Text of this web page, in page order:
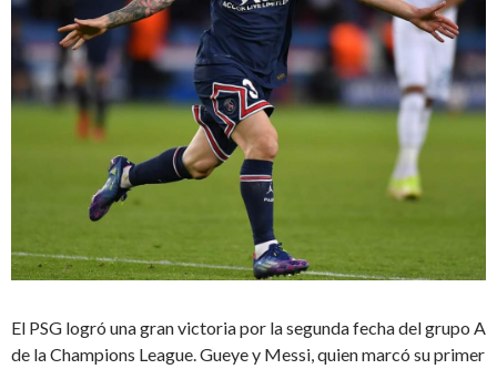
El PSG logró una gran victoria por la segunda fecha del grupo A
de la Champions League. Gueye y Messi, quien marcó su primer